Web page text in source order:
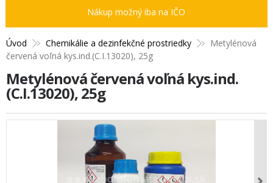
Úvod Chemikálie a dezinfekčné prostriedky
Metylénová
červená voľná kys.ind.(C.I.13020), 25g
Metylénová červená voľná kys.ind.
(C.I.13020), 25g
Nákup možný iba na IČO